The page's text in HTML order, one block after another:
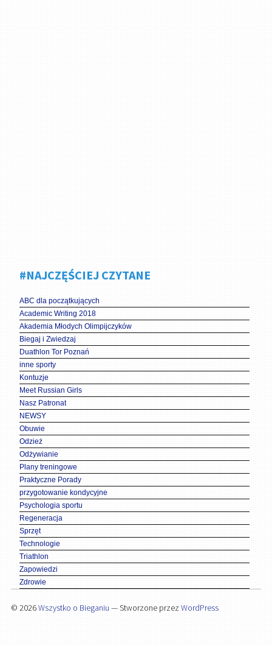
#NAJCZĘŚCIEJ CZYTANE
ABC dla początkujących
Academic Writing 2018
Akademia Młodych Olimpijczyków
Biegaj i Zwiedzaj
Duathlon Tor Poznań
inne sporty
Kontuzje
Meet Russian Girls
Nasz Patronat
NEWSY
Obuwie
Odzież
Odżywianie
Plany treningowe
Praktyczne Porady
przygotowanie kondycyjne
Psychologia sportu
Regeneracja
Sprzęt
Technologie
Triathlon
Zapowiedzi
Zdrowie
© 2026Wszystko o Bieganiu — Stworzone przez WordPress